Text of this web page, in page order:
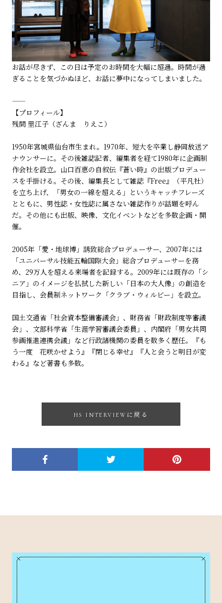
お話が尽きず、この日は予定のお時間を大幅に超過。時間が過
ぎることを気づかぬほど、お話に夢中になってしまいました。
―――――――――――――――――――――――
【プロフィール】
残間 里江子（ざんま りえこ）
1950年宮城県仙台市生まれ。1970年、短大を卒業し静岡放送ア
ナウンサーに。その後雑誌記者、編集者を経て1980年に企画制
作会社を設立。山口百恵の自叙伝『蒼い時』の出版プロデュー
スを手掛ける。その後、編集長として雑誌『Free』（平凡社）
を立ち上げ、「男女の一線を超える」というキャッチフレーズ
とともに、男性誌・女性誌に属さない雑誌作りが話題を呼ん
だ。その他にも出版、映像、文化イベントなどを多数企画・開
催。
2005年「愛・地球博」誘致総合プロデューサー、2007年には
「ユニバーサル技能五輪国際大会」総合プロデューサーを務
め、29万人を超える来場者を記録する。2009年には既存の「シ
ニア」のイメージを払拭した新しい「日本の大人像」の創造を
目指し、会員制ネットワーク「クラブ・ウィルビー」を設立。
国土交通省「社会資本整備審議会」、財務省「財政制度等審議
会」、文部科学省「生涯学習審議会委員」、内閣府「男女共同
参画推進連携会議」など行政諸機関の委員を数多く歴任。『も
う一度 花咲かせよう』『閉じる幸せ』『人と会うと明日が変
わる』など著書も多数。
HS INTERVIEWに戻る